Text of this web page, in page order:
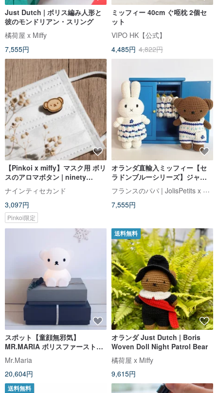
Just Dutch | ボリス編み人形と
彼のモンドリアン・スリング
橘荷屋 x Miffy
7,555円
ミッフィー 40cm ぐ𠱸枕 2個セ
ット
VIPO HK【公式】
4,485円 4,822円
【Pinkoi x miffy】マスク用 ボリ
スのアロマボタン | ninety
ナインティセカンド
3,097円
Pinkoi限定
オランダ直輸入ミッフィー【セ
ラドンブルーシリーズ】ジャス
トダッチ認定の本格ハンドメイ
ドかぎ針ミッフィーうさぎ
フランスのパパ | JolisPetits x Miffy
7,555円
スポット【童顔無邪気】
MR.MARIA ボリスファーストラ
ンプ ボボベア LEDランプ
Mr.Maria
20,604円
送料無料
オランダ Just Dutch | Boris
Woven Doll Night Patrol Bear
橘荷屋 x Miffy
9,615円
送料無料